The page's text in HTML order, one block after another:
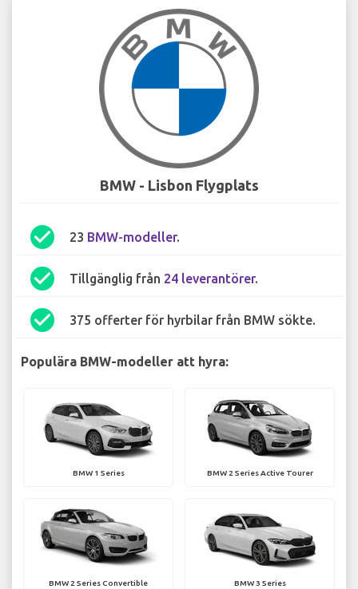
BMW - Lisbon Flygplats
check_circle 23 BMW-modeller.
check_circle Tillgänglig från 24 leverantörer.
check_circle 375 offerter för hyrbilar från BMW sökte.
Populära BMW-modeller att hyra:
BMW 1 Series BMW 2 Series Active Tourer
BMW 2 Series Convertible BMW 3 Series